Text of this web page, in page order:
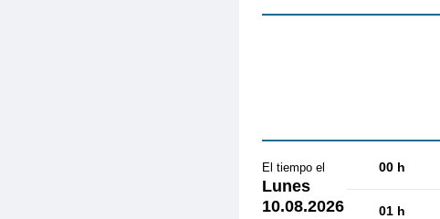
El tiempo el
Lunes
10.08.2026
00 h
01 h